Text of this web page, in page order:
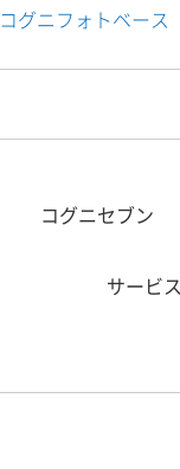
コグニフォトベース
コグニセブン
サービ